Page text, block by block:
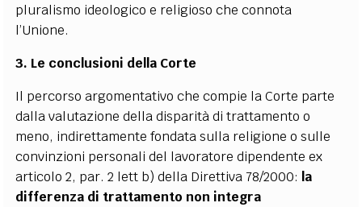
pluralismo ideologico e religioso che connota
l’Unione.
3. Le conclusioni della Corte
Il percorso argomentativo che compie la Corte parte
dalla valutazione della disparità di trattamento o
meno, indirettamente fondata sulla religione o sulle
convinzioni personali del lavoratore dipendente ex
articolo 2, par. 2 lett b) della Direttiva 78/2000: la
differenza di trattamento non integra